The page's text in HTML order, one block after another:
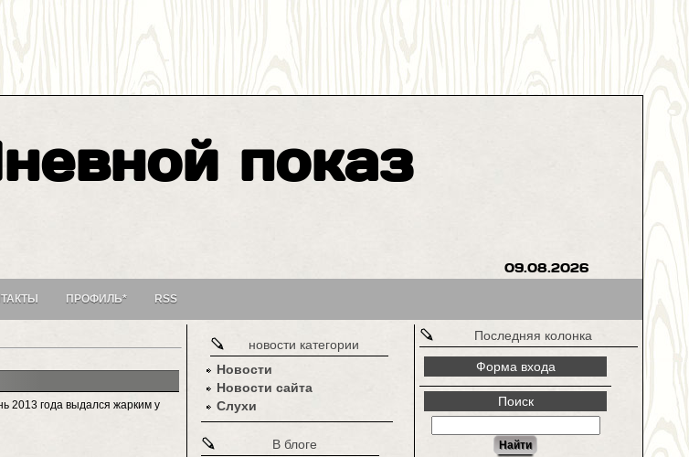
показ
09.08.2026
ПРОФИЛЬ* RSS
2013 года выдался жарким у
новости категории
Новости
Новости сайта
Слухи
В блоге
Последняя колонка
Форма входа
Поиск